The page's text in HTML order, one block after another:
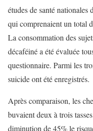
études de santé nationales
qui comprenaient un total
La consommation des
décaféiné a été évaluée
questionnaire. Parmi les
suicide ont été enregistrés.
Après comparaison, les
buvaient deux à trois
diminution de 45% le